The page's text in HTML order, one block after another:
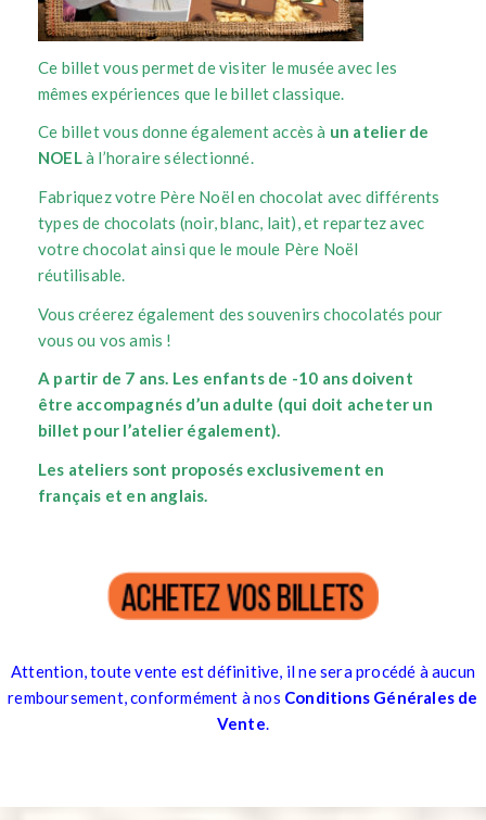
Ce billet vous permet de visiter le musée avec les
mêmes expériences que le billet classique.
Ce billet vous donne également accès à un atelier de
NOELà l’horaire sélectionné.
Fabriquez votre Père Noël en chocolat avec différents
types de chocolats (noir, blanc, lait), et repartez avec
votre chocolat ainsi que le moule Père Noël
réutilisable.
Vous créerez également des souvenirs chocolatés pour
vous ou vos amis !
A partir de 7 ans. Les enfants de -10 ans doivent
être accompagnés d’un adulte (qui doit acheter un
billet pour l’atelier également).
Les ateliers sont proposés exclusivement en
français et en anglais.
Attention, toute vente est définitive, il ne sera procédé à aucun
remboursement, conformément à nos Conditions Générales de
Vente.